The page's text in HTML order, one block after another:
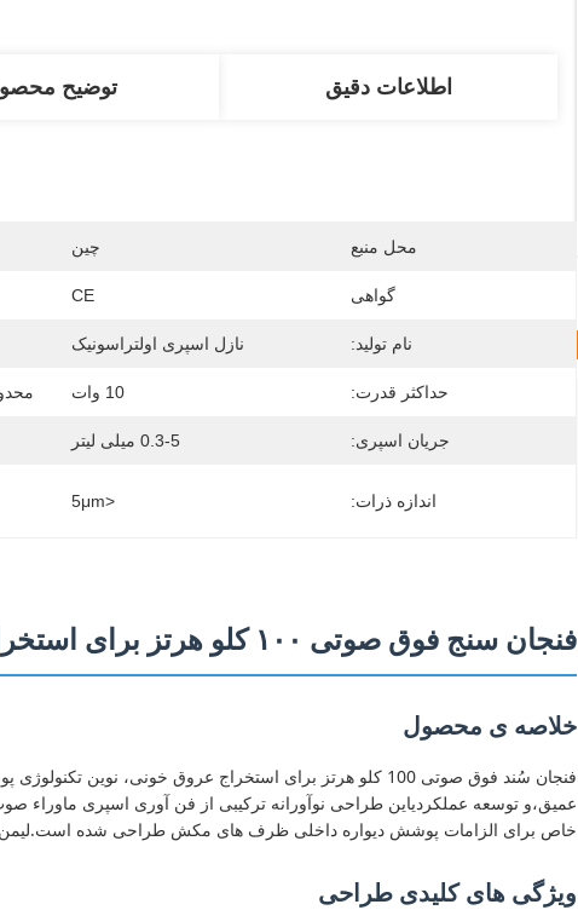
اطلاعات دقیق توضیح
محل منبع چین
گواهی CE
نام تولید: نازل اسپری اولتراسونیک
حداکثر قدرت: 10 وات
جریان اسپری: 0.3-5 میلی لیتر
اندازه ذرات: <5μm
فنجان سنج فوق صوتی ۱۰۰ کلو هرتز برای استخراج رگ های خونی تخصص دارد
خلاصه ی محصول
فنجان سُند فوق صوتی 100 کلو هرتز برای استخراج عروق خونی،
عمیق،و توسعه عملکردیاین طراحی نوآورانه ترکیبی از فن آوری اسپری
خاص برای الزامات پوشش دیواره داخلی ظرف های مکش طراحی شده است.لیمن
ویژگی های کلیدی طراحی